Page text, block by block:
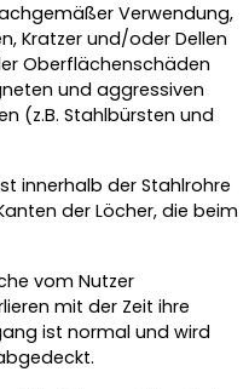
Verwendung,
Kratzer und/oder Dellen
Oberflächenschäden
und aggressiven
(z.B. Stahlbürsten und
innerhalb der Stahlrohre
der Löcher, die beim
vom Nutzer
mit der Zeit ihre
ist normal und wird